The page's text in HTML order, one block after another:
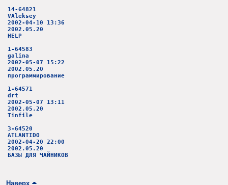
14-64821
VAleksey
2002-04-10 13:36
2002.05.20
HELP
1-64583
galina
2002-05-07 15:22
2002.05.20
программирование
1-64571
drt
2002-05-07 13:11
2002.05.20
Tinfile
3-64520
ATLANTIDO
2002-04-20 22:00
2002.05.20
БАЗЫ ДЛЯ ЧАЙНИКОВ
Наверх